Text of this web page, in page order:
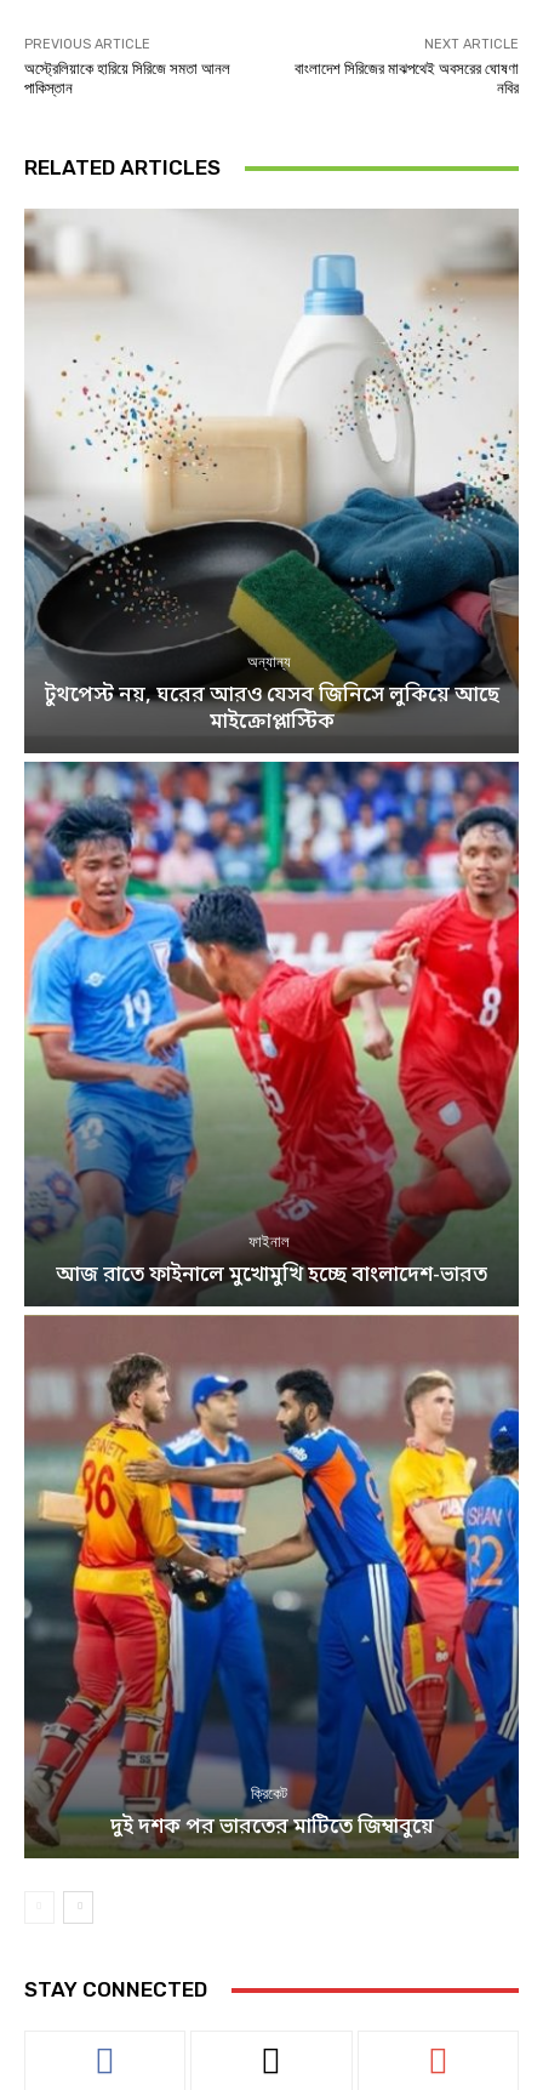
PREVIOUS ARTICLE
অস্ট্রেলিয়াকে হারিয়ে সিরিজে সমতা আনল
পাকিস্তান
NEXT ARTICLE
বাংলাদেশ সিরিজের মাঝপথেই অবসরের ঘোষণা
নবির
RELATED ARTICLES
অন্যান্য
টুথপেস্ট নয়, ঘরের আরও যেসব জিনিসে লুকিয়ে আছে
মাইক্রোপ্লাস্টিক
ফাইনাল
আজ রাতে ফাইনালে মুখোমুখি হচ্ছে বাংলাদেশ-ভারত
ক্রিকেট
দুই দশক পর ভারতের মাটিতে জিম্বাবুয়ে
STAY CONNECTED